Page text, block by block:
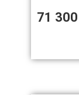
71 300